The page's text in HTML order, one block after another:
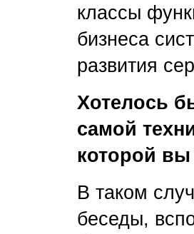
классы
бизнеса
развития
Хотелось
самой
которой
В таком
беседы,